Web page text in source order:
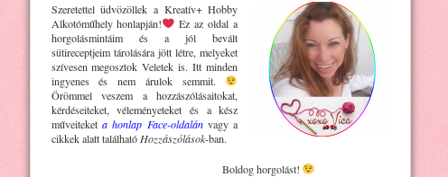
Szeretettel üdvözöllek a Kreatív+ Hobby
Alkotóműhelyhonlapján!
Ez az oldal a
horgolásmintáim és a jól bevált
sütireceptjeim tárolására jött létre, melyeket
szívesen megosztok Veletek is. Itt minden
ingyenes és nem árulok semmit.
Örömmel veszem a hozzászólásaitokat,
kérdéseiteket, véleményeteket és a kész
műveiteket a honlap Face-oldalánvagy a
cikkek alatt található Hozzászólások-ban.
Boldog horgolást!